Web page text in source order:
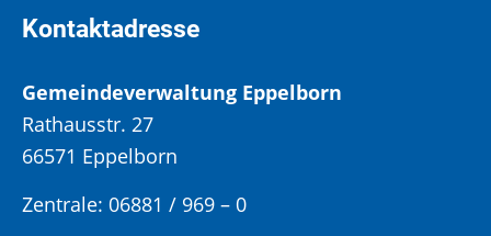
Kontaktadresse
Gemeindeverwaltung Eppelborn
Rathausstr. 27
66571 Eppelborn
Zentrale: 06881 / 969 – 0